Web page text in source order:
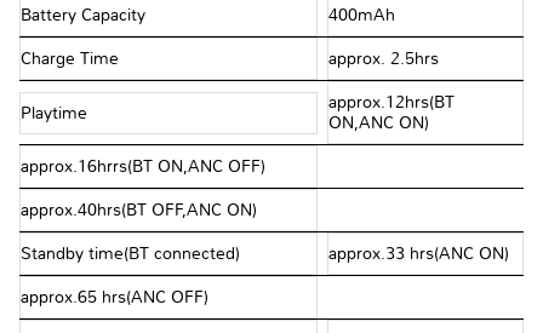
Battery Capacity 400mAh
Charge Time approx. 2.5hrs
Playtime
approx.12hrs(BT
ON,ANC ON)
approx.16hrrs(BT ON,ANC OFF)
approx.40hrs(BT OFF,ANC ON)
Standby time(BT connected) approx.33 hrs(ANC ON)
approx.65 hrs(ANC OFF)